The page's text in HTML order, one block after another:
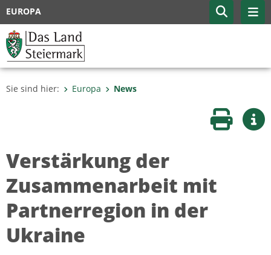
EUROPA
Sie sind hier: Europa News
Seite
Verstärkung der
Zusammenarbeit mit
Partnerregion in der
Ukraine